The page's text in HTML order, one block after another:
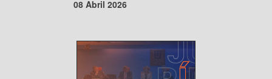
08 Abril 2026